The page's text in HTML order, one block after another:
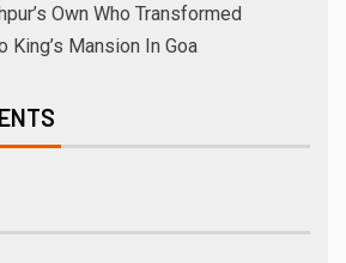
Own Who Transformed
King’s Mansion In Goa